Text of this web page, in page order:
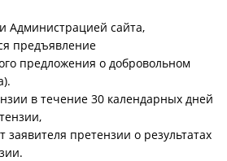
Администрацией сайта,
предъявление
предложения о добровольном
в течение 30 календарных дней
заявителя претензии о результатах